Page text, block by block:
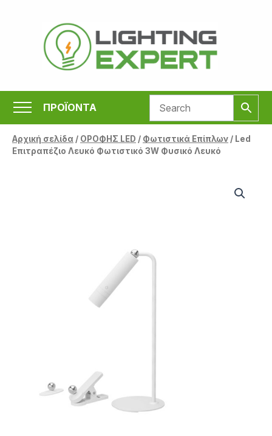
περιεχόμενο
ΠΡΟΪΟΝΤΑ
Αρχική σελίδα/ ΟΡΟΦΗΣ LED / Φωτιστικά Επίπλων/ Led
Επιτραπέζιο Λευκό Φωτιστικό 3W Φυσικό Λευκό